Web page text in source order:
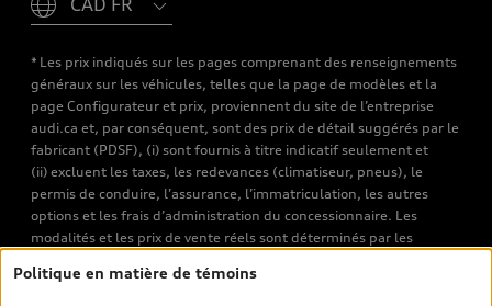
* Les prix indiqués sur les pages comprenant des renseignements
généraux sur les véhicules, telles que la page de modèles et la
page Configurateur et prix, proviennent du site de l’entreprise
audi.ca et, par conséquent, sont des prix de détail suggérés par le
fabricant (PDSF), (i) sont fournis à titre indicatif seulement et
(ii) excluent les taxes, les redevances (climatiseur, pneus), le
permis de conduire, l’assurance, l’immatriculation, les autres
options et les frais d’administration du concessionnaire. Les
modalités et les prix de vente réels sont déterminés par les
véhicules neufs et d’occasion sont les prix de vente établis par les
Politique en matière de témoins